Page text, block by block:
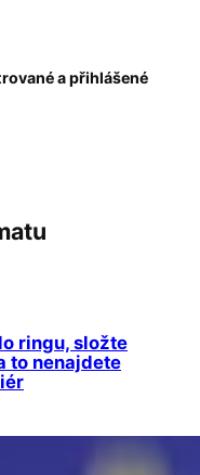
a přihlášené
ringu, složte
to nenajdete